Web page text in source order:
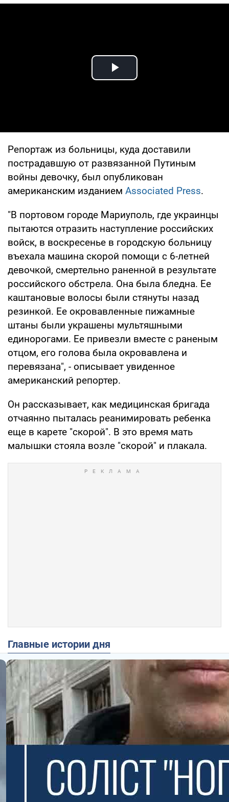
Play Video
Репортаж из больницы, куда доставили
пострадавшую от развязанной Путиным
войны девочку, был опубликован
американским изданием Associated Press.
"В портовом городе Мариуполь, где украинцы
пытаются отразить наступление российских
войск, в воскресенье в городскую больницу
въехала машина скорой помощи с 6-летней
девочкой, смертельно раненной в результате
российского обстрела. Она была бледна. Ее
каштановые волосы были стянуты назад
резинкой. Ее окровавленные пижамные
штаны были украшены мультяшными
единорогами. Ее привезли вместе с раненым
отцом, его голова была окровавлена ​​и
перевязана", - описывает увиденное
американский репортер.
Он рассказывает, как медицинская бригада
отчаянно пыталась реанимировать ребенка
еще в карете "скорой". В это время мать
малышки стояла возле "скорой" и плакала.
Главные истории дня